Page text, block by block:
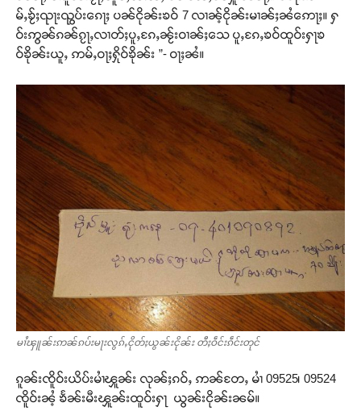
မ်ႇၶႂ်ႈၺႃးၺွပ်းၵေႃႈ ပၼ်ငိုၼ်းၶဝ် 7 လၢၼ့်ငိုၼ်းမၢၼ်ႈၼႆဢေႃႈ။ ႁ
ဝ်းဢွၼ်ၵၼ်ၵႂႃႇလၢတ်ႈပူႇၵႄႇၼႂ်းဝၢၼ်ႈသေ ပူႇၵႄႇၶဝ်ထူဝ်းႁႃၶ
ဝ်ၶိုၼ်းယူႇ ဢမ်ႇဝႃႈႁိုဝ်ၶိုၼ်း ”- ဝႃႈၼႆ။
မၢႆၾူၼ်းဢၼ်ၵပ်းမႃးလွၵ်ႇငိုတ်ႈယွၼ်းငိုၼ်း တီႈဝဵင်းၵဵင်းတုင်
ၵူၼ်းၸိူဝ်းယိပ်းမၢႆၾူၼ်း လုၼ်ႈၵဝ်ႇ ဢၼ်တႄႇ မၢႆ 09525၊ 09524
ၸိူဝ်းၼႆ့ ၶႅၼ်းမီးၾူၼ်းထူဝ်းႁႃ ယွၼ်းငိုၼ်းၼမ်။